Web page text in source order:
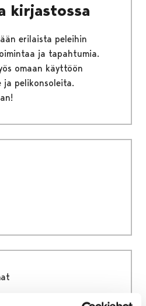
kirjastossa
erilaista peleihin
ja tapahtumia.
omaan käyttöön
ja pelikonsoleita.